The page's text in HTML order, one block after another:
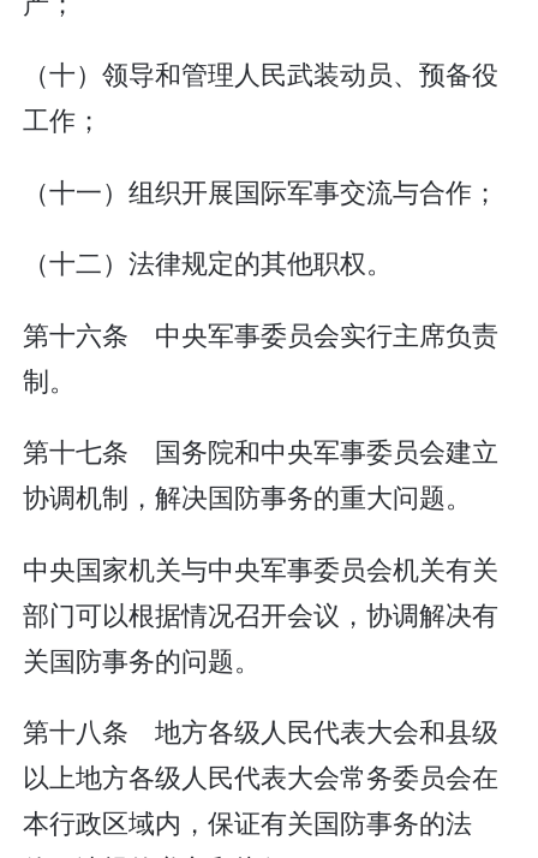
（十）领导和管理人民武装动员、预备役
工作；
（十一）组织开展国际军事交流与合作；
（十二）法律规定的其他职权。
第十六条 中央军事委员会实行主席负责
制。
第十七条 国务院和中央军事委员会建立
协调机制，解决国防事务的重大问题。
中央国家机关与中央军事委员会机关有关
部门可以根据情况召开会议，协调解决有
关国防事务的问题。
第十八条 地方各级人民代表大会和县级
以上地方各级人民代表大会常务委员会在
本行政区域内，保证有关国防事务的法